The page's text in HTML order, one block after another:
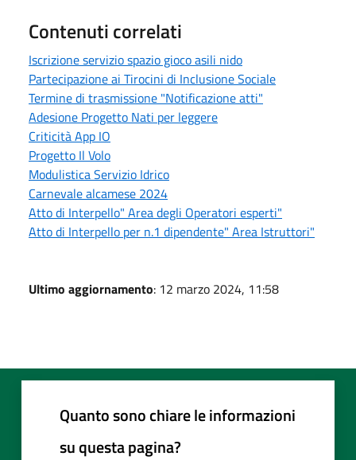
Contenuti correlati
Iscrizione servizio spazio gioco asili nido
Partecipazione ai Tirocini di Inclusione Sociale
Termine di trasmissione "Notificazione atti"
Adesione Progetto Nati per leggere
Criticità App IO
Progetto Il Volo
Modulistica Servizio Idrico
Carnevale alcamese 2024
Atto di Interpello" Area degli Operatori esperti"
Atto di Interpello per n.1 dipendente" Area Istruttori"
Ultimo aggiornamento: 12 marzo 2024, 11:58
Quanto sono chiare le informazioni
su questa pagina?